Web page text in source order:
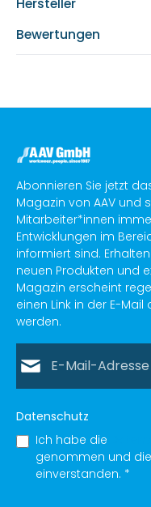
Bewertungen
Abonnieren Sie jetzt
Magazin von AAV und
Mitarbeiter*innen
Entwicklungen im
informiert sind.
neuen Produkten und
Magazin erscheint
einen Link in der E-
werden.
Datenschutz
Ich habe die
genommen und die
einverstanden. *